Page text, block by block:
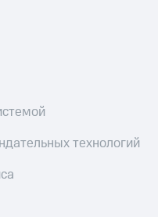
технологий